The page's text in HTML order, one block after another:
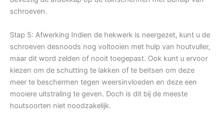
schroeven.
Stap 5: Afwerking Indien de hekwerk is neergezet, kunt u de
schroeven desnoods nog voltooien met hulp van houtvuller,
maar dit word zelden of nooit toegepast. Ook kunt u ervoor
kiezen om de schutting te lakken of te beitsen om deze
meer te beschermen tegen weersinvloeden en deze een
mooiere uitstraling te geven. Doch is dit bij de meeste
houtsoorten niet noodzakelijk.